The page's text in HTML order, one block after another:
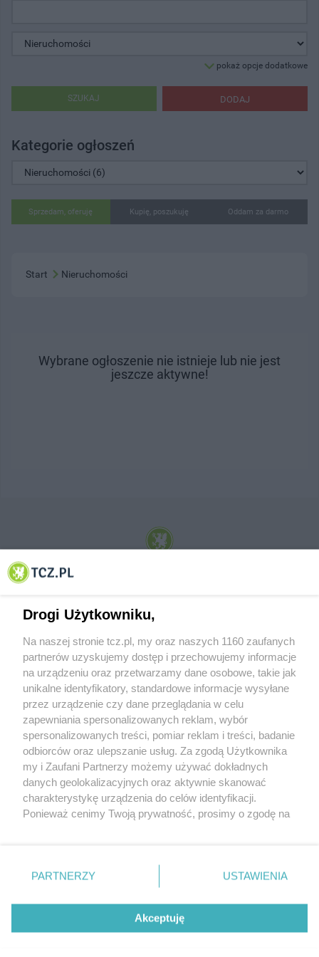
pokaż opcje dodatkowe
DODAJ
SZUKAJ
Kategorie ogłoszeń
Sprzedam, oferuję Kupię, poszukuję Oddam za darmo
Start Nieruchomości
Wybrane ogłoszenie nie istnieje lub nie jest
jeszcze aktywne!
© 2001-2026 Tczew - TCZ.PL Sp. z o.o. Internetowy Serwis Informacyjny Miasta
O FIRMIE POLITYKA PRYWATNOŚCI HOSTING
REKLAMA WSPÓŁPRACA RSS FACEBOOK KONTAKT
Nasze serwisy
Aktualności
Tcz24
Historia miasta
Muzyka i kultura
Archiwum wydarzeń
Zdjęcia miasta
Drogi Użytkowniku,
Na naszej stronie tcz.pl, my oraz naszych 1160 zaufanych
partnerów uzyskujemy dostęp i przechowujemy informacje
na urządzeniu oraz przetwarzamy dane osobowe, takie jak
unikalne identyfikatory, standardowe informacje wysyłane
przez urządzenie czy dane przeglądania w celu
zapewniania spersonalizowanych reklam, wybór
spersonalizowanych treści, pomiar reklam i treści, badanie
odbiorców oraz ulepszanie usług. Za zgodą Użytkownika
my i Zaufani Partnerzy możemy używać dokładnych
danych geolokalizacyjnych oraz aktywnie skanować
charakterystykę urządzenia do celów identyfikacji.
Ponieważ cenimy Twoją prywatność, prosimy o zgodę na
znajdujący się w lewym dolnym rogu strony
. Niektóre
przetwarzaniu. Preferencje będą miały zastosowania tylko
PARTNERZY USTAWIENIA
Akceptuję